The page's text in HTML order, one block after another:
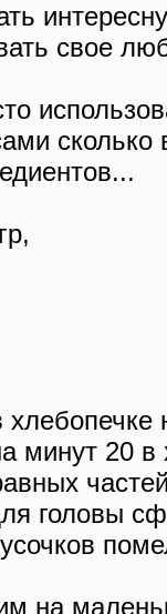
свое
минут 20 в
головы
на